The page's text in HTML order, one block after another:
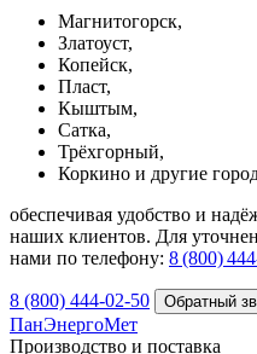
Магнитогорск,
Златоуст,
Копейск,
Пласт,
Кыштым,
Сатка,
Трёхгорный,
Коркино и другие
обеспечивая удобство и
наших клиентов. Для
нами по телефону: 8 (800)
8 (800) 444-02-50
ПанЭнергоМет
Производство и поставка